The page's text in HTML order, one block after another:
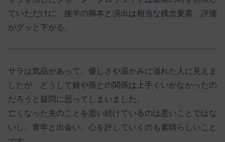
ていただけに、後半の脚本と演出は相当な残念要素。評価
がグッと下がる。
サラは気品があって、優しさや温かみに溢れた人に見えま
したが、どうして娘や孫との関係は上手くいかなかったの
だろうと疑問に思ってしまいました。
亡くなった夫のことを思い続けているのは悪いことではな
いし、青年と出会い、心を許していくのも素晴らしいこと